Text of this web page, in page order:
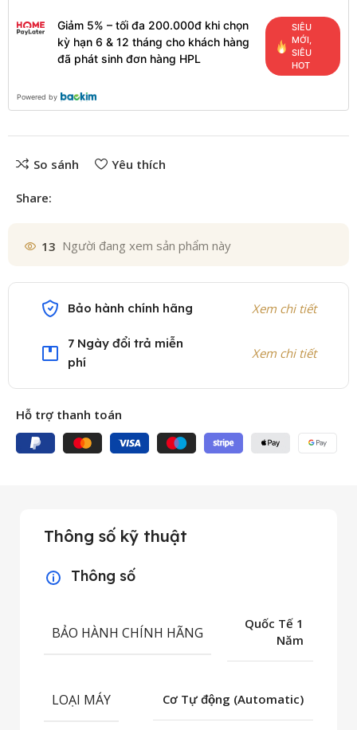
Giảm 5% – tối đa 200.000đ khi chọn
kỳ hạn 6 & 12 tháng cho khách hàng
đã phát sinh đơn hàng HPL
SIÊU
MỚI,
SIÊU
HOT
Powered by
So sánh Yêu thích
Share:
13 Người đang xem sản phẩm này
Bảo hành chính hãng Xem chi tiết
7 Ngày đổi trả miễn
phí
Xem chi tiết
Hỗ trợ thanh toán
Thông số kỹ thuật
Thông số
BẢO HÀNH CHÍNH HÃNG
Quốc Tế 1
Năm
LOẠI MÁY Cơ Tự động (Automatic)